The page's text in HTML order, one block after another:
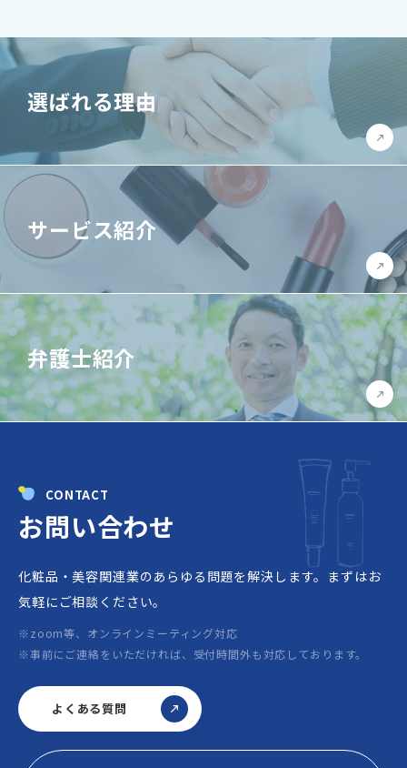
選ばれる理由
サービス紹介
弁護士紹介
CONTACT
お問い合わせ
化粧品・美容関連業のあらゆる問題を解決します。 まずはお
気軽にご相談ください。
※zoom等、オンラインミーティング対応
※事前にご連絡をいただければ、受付時間外も対応しております。
よくある質問